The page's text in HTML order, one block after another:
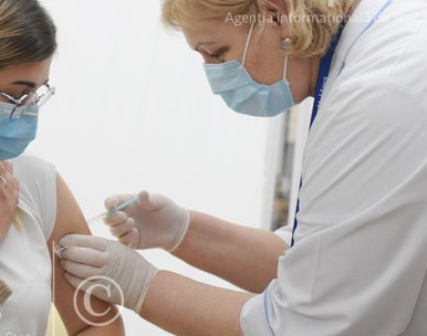
BTA: Tendința de scădere a nivelului
Dunării se menține, iar situația
hidrologică rămâne dificilă